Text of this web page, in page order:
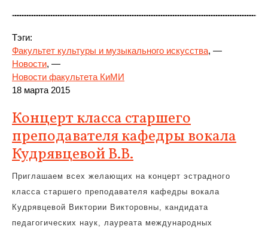
Тэги:
Факультет культуры и музыкального искусства, —
Новости, —
Новости факультета КиМИ
18 марта 2015
Концерт класса старшего
преподавателя кафедры вокала
Кудрявцевой В.В.
Приглашаем всех желающих на концерт эстрадного
класса старшего преподавателя кафедры вокала
Кудрявцевой Виктории Викторовны, кандидата
педагогических наук, лауреата международных